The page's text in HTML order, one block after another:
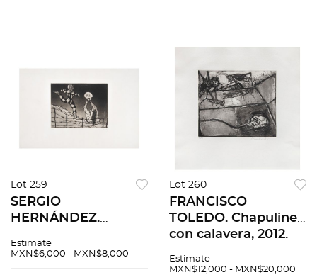
Lot 259
SERGIO
HERNÁNDEZ.
Presencias. Firmado.
Estimate
MXN$6,000 - MXN$8,000
Lot 260
FRANCISCO
TOLEDO. Chapulines
con calavera, 2012.
aguatinta y
Estimate
MXN$12,000 - MXN$20,000